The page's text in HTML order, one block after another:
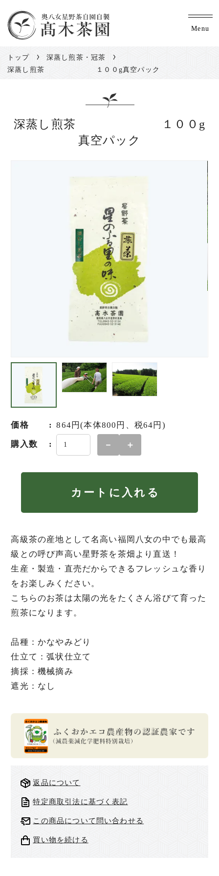
Menu
トップ
深蒸し煎茶・冠茶
深蒸し煎茶 １００g真空パック
深蒸し煎茶 １００g
真空パック
価格 864円(本体800円、税64円)
購入数 － ＋
カートに入れる
高級茶の産地として名高い福岡八女の中でも最高
級との呼び声高い星野茶を茶畑より直送！
生産・製造・直売だからできるフレッシュな香り
をお楽しみください。
こちらのお茶は太陽の光をたくさん浴びて育った
煎茶になります。
品種：かなやみどり
仕立て：弧状仕立て
摘採：機械摘み
遮光：なし
返品について
特定商取引法に基づく表記
この商品について問い合わせる
買い物を続ける